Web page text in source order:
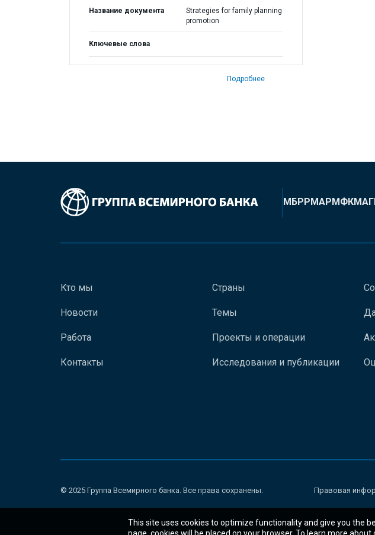
Название документа
Strategies for family planning
promotion
Ключевые слова
Подробнее
МБРРМАРМФК
Кто мы
Новости
Работа
Контакты
Страны
Темы
Проекты и операции
Исследования и публикации
© 2025 Группа Всемирного банка. Все права сохранены. Правовая
This site uses cookies to optimize functionality and give you the